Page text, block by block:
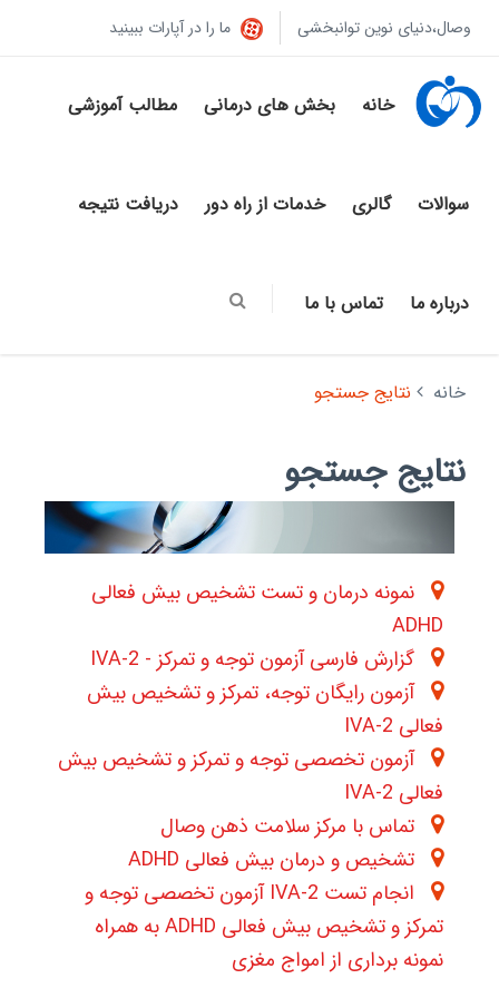
وصال،دنیای نوین توانبخشی ما را در آپارات ببینید
خانه بخش های درمانی مطالب آموزشی
سوالات گالری خدمات از راه دور دریافت نتیجه
درباره ما تماس با ما
خانه نتایج جستجو
نتایج جستجو
نمونه درمان و تست تشخیص بیش فعالی
ADHD
گزارش فارسی آزمون توجه و تمرکز - IVA-2
آزمون رایگان توجه، تمرکز و تشخیص بیش
فعالی IVA-2
آزمون تخصصی توجه و تمرکز و تشخیص بیش
فعالی IVA-2
تماس با مرکز سلامت ذهن وصال
تشخیص و درمان بیش فعالی ADHD
انجام تست IVA-2 آزمون تخصصی توجه و
تمرکز و تشخیص بیش فعالی ADHD به همراه
نمونه برداری از امواج مغزی